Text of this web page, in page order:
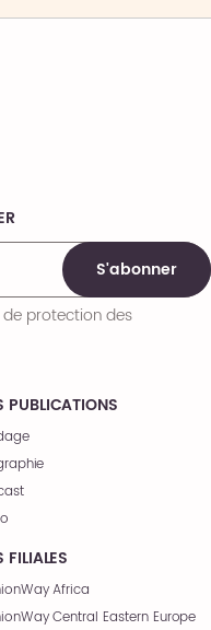
PUBLICATIONS
FILIALES
Africa
Central Eastern Europe
S'abonner
protection des